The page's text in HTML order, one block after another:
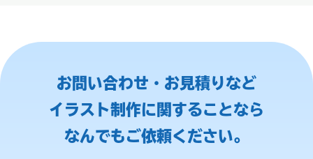
お問い合わせ・お見積りなど
イラスト制作に関することなら
なんでもご依頼ください。